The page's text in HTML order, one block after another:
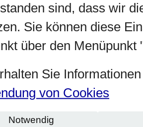
sind, dass wir
Sie können diese
über den Menüpunkt
Sie
von Cookies
Notwendig